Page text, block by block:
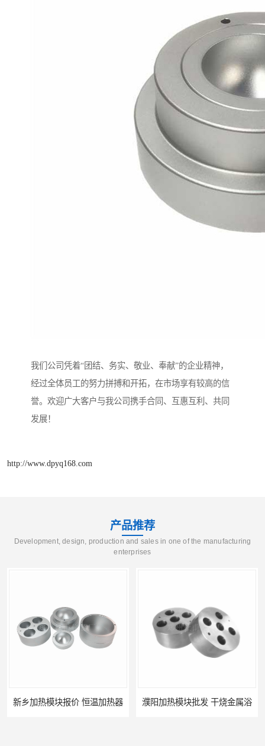
我们公司凭着“团结、务实、敬业、奉献”的企业精神，
经过全体员工的努力拼搏和开拓，在市场享有较高的信
誉。欢迎广大客户与我公司携手合同、互惠互利、共同
发展！
http://www.dpyq168.com
产品推荐
Development, design, production and sales in one of the manufacturing
enterprises
新乡加热模块报价 恒温加热器 濮阳加热模块批发 干烧金属浴